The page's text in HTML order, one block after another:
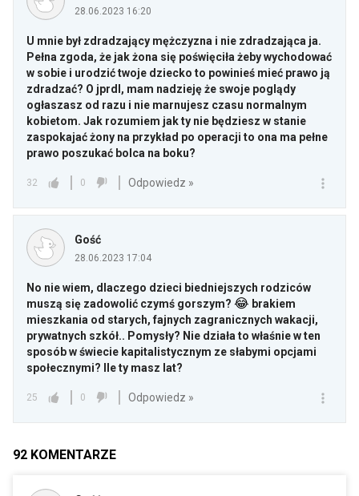
28.06.2023 16:20
U mnie był zdradzający mężczyzna i nie zdradzająca ja.
Pełna zgoda, że jak żona się poświęciła żeby wychodować
w sobie i urodzić twoje dziecko to powinieś mieć prawo ją
zdradzać? O jprdl, mam nadzieję że swoje poglądy
ogłaszasz od razu i nie marnujesz czasu normalnym
kobietom. Jak rozumiem jak ty nie będziesz w stanie
zaspokajać żony na przykład po operacji to ona ma pełne
prawo poszukać bolca na boku?
32 0 Odpowiedz »
Gość
28.06.2023 17:04
No nie wiem, dlaczego dzieci biedniejszych rodziców
muszą się zadowolić czymś gorszym? 😂 brakiem
mieszkania od starych, fajnych zagranicznych wakacji,
prywatnych szkół.. Pomysły? Nie działa to właśnie w ten
sposób w świecie kapitalistycznym ze słabymi opcjami
społecznymi? Ile ty masz lat?
25 0 Odpowiedz »
92 KOMENTARZE